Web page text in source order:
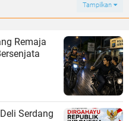
Tampilkan
Remaja
Serdang